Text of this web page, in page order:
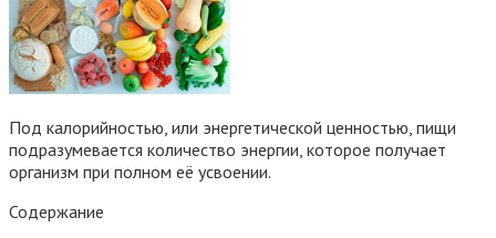
Под калорийностью, или энергетической ценностью, пищи
подразумевается количество энергии, которое получает
организм при полном её усвоении.
Содержание